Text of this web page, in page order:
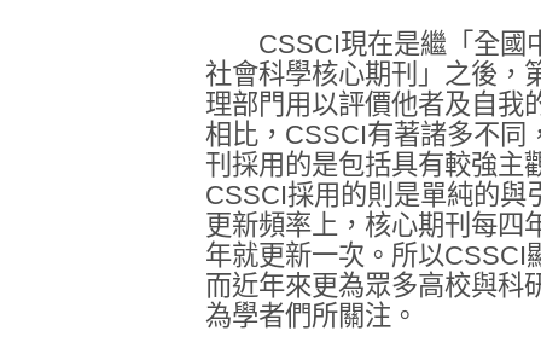
CSSCI現在是繼「全國
社會科學核心期刊」之後，
理部門用以評價他者及自我
相比，CSSCI有著諸多不同
刊採用的是包括具有較強主
CSSCI採用的則是單純的與
更新頻率上，核心期刊每四
年就更新一次。所以CSSCI
而近年來更為眾多高校與科
為學者們所關注。